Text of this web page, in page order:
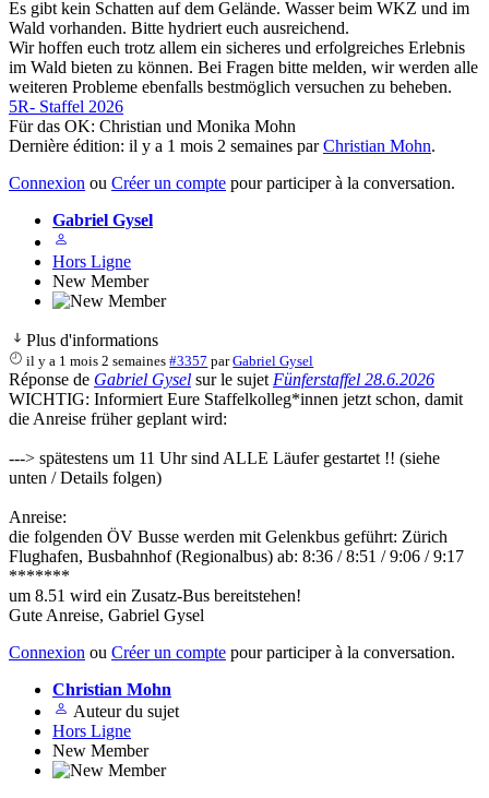
Es gibt kein Schatten auf dem Gelände. Wasser beim WKZ und im
Wald vorhanden. Bitte hydriert euch ausreichend.
Wir hoffen euch trotz allem ein sicheres und erfolgreiches Erlebnis
im Wald bieten zu können. Bei Fragen bitte melden, wir werden alle
weiteren Probleme ebenfalls bestmöglich versuchen zu beheben.
5R- Staffel 2026
Für das OK: Christian und Monika Mohn
Dernière édition: il y a 1 mois 2 semaines parChristian Mohn.
Connexion ou Créer un compte pour participer à la conversation.
Gabriel Gysel
Hors Ligne
New Member
Plus d'informations
il y a 1 mois 2 semaines #3357 parGabriel Gysel
Réponse de Gabriel Gysel sur le sujet Fünferstaffel 28.6.2026
WICHTIG: Informiert Eure Staffelkolleg*innen jetzt schon, damit
die Anreise früher geplant wird:
---> spätestens um 11 Uhr sind ALLE Läufer gestartet !! (siehe
unten / Details folgen)
Anreise:
die folgenden ÖV Busse werden mit Gelenkbus geführt: Zürich
Flughafen, Busbahnhof (Regionalbus) ab: 8:36 / 8:51 / 9:06 / 9:17
*******
um 8.51 wird ein Zusatz-Bus bereitstehen!
Gute Anreise, Gabriel Gysel
Connexion ou Créer un compte pour participer à la conversation.
Christian Mohn
Auteur du sujet
Hors Ligne
New Member